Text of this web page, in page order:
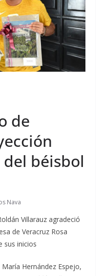
de
béisbol
Nava
Villarauz agradeció
de Veracruz Rosa
sus inicios
Hernández Espejo,